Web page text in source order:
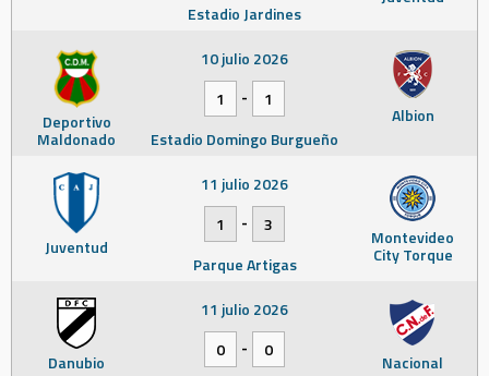
Estadio Jardines
Deportivo
Maldonado
Albion
10 julio 2026
1
-
1
Estadio Domingo Burgueño
Juventud Montevideo
City Torque
11 julio 2026
1
-
3
Parque Artigas
Danubio Nacional
11 julio 2026
0
-
0